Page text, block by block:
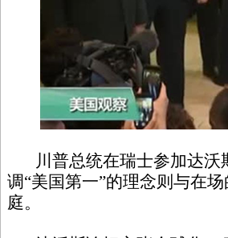
川普总统在瑞士参加达沃
调“美国第一”的理念则与在
庭。